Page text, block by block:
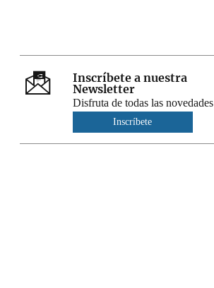
Inscríbete a nuestra
Newsletter
Disfruta de todas las novedades
Inscríbete